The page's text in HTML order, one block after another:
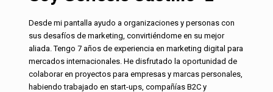
Desde mi pantalla ayudo a organizaciones y personas con
sus desafíos de marketing, convirtiéndome en su mejor
aliada. Tengo 7 años de experiencia en marketing digital para
mercados internacionales. He disfrutado la oportunidad de
colaborar en proyectos para empresas y marcas personales,
habiendo trabajado en start-ups, compañías B2C y